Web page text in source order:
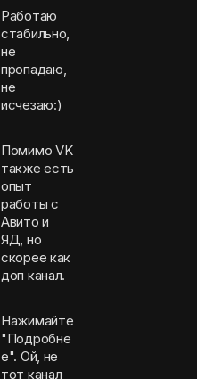
Работаю
стабильно,
не
пропадаю,
не
исчезаю:)
Помимо VK
также есть
опыт
работы с
Авито и
ЯД, но
скорее как
доп канал.
Нажимайте
"Подробне
е". Ой, не
тот канал